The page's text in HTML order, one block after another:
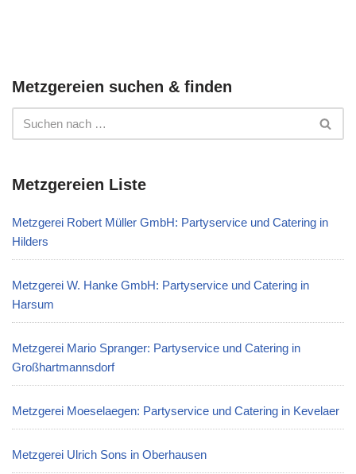
Metzgereien suchen & finden
Metzgereien Liste
Metzgerei Robert Müller GmbH: Partyservice und Catering in
Hilders
Metzgerei W. Hanke GmbH: Partyservice und Catering in
Harsum
Metzgerei Mario Spranger: Partyservice und Catering in
Großhartmannsdorf
Metzgerei Moeselaegen: Partyservice und Catering in Kevelaer
Metzgerei Ulrich Sons in Oberhausen